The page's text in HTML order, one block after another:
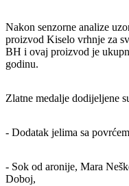
Nakon senzorne analize
proizvod Kiselo vrhnje za
BH i ovaj proizvod je
godinu.
Zlatne medalje dodijeljene
- Dodatak jelima sa
- Sok od aronije, Mara
Doboj,